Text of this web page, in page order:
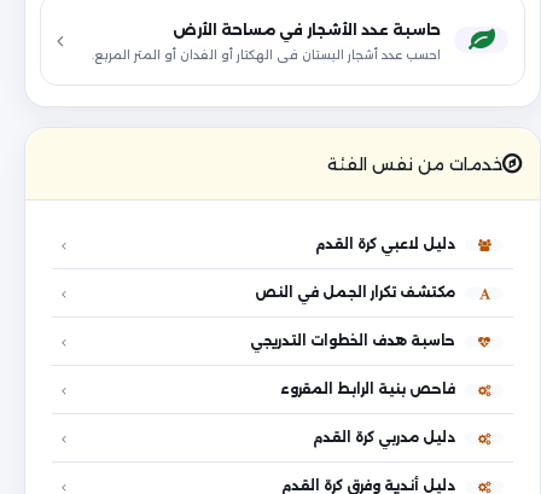
حاسبة عدد الأشجار في مساحة الأرض
احسب عدد أشجار البستان في الهكتار أو الفدان أو المتر المربع.
خدمات من نفس الفئة
دليل لاعبي كرة القدم
مكتشف تكرار الجمل في النص
حاسبة هدف الخطوات التدريجي
فاحص بنية الرابط المقروء
دليل مدربي كرة القدم
دليل أندية وفرق كرة القدم